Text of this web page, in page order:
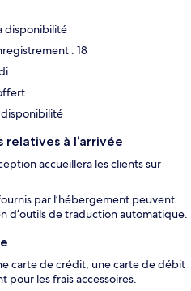
disponibilité
: 18
relatives à l’arrivée
accueillera les clients sur
par l’hébergement peuvent
d’outils de traduction automatique.
carte de crédit, une carte de débit
pour les frais accessoires.